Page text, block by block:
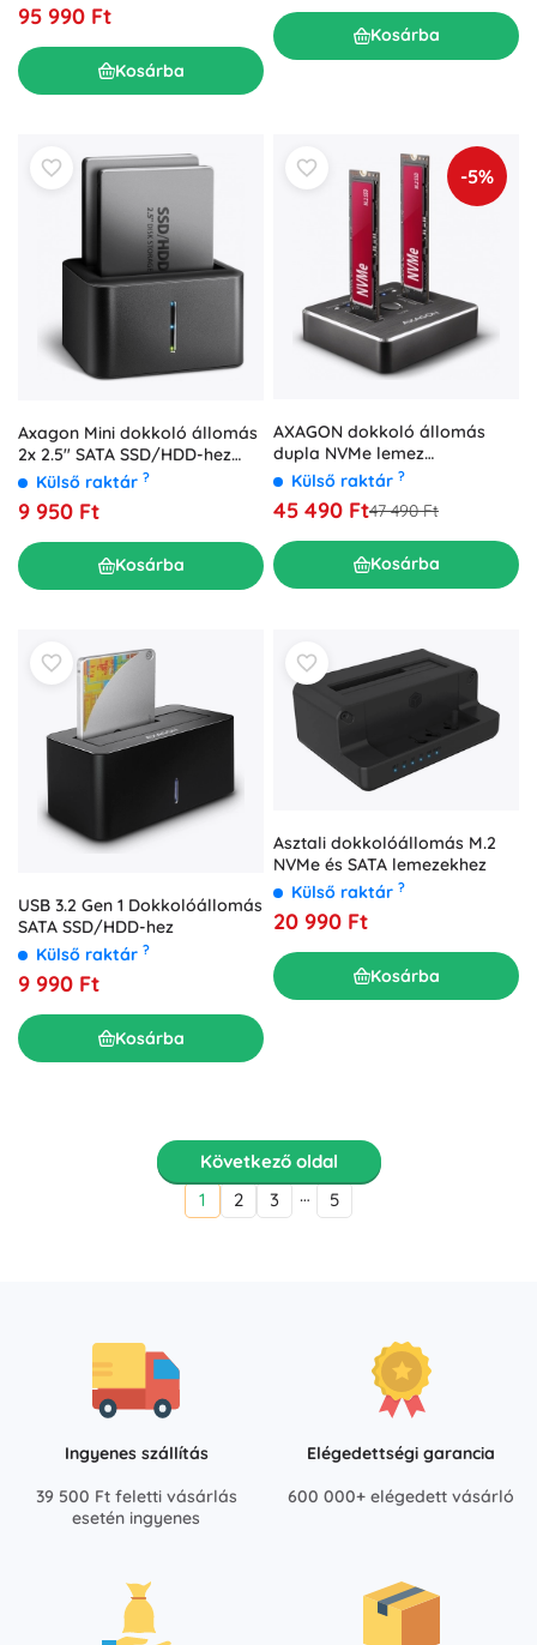
95 990 Ft
Kosárba
Kosárba
Axagon Mini dokkoló állomás
2x 2.5" SATA SSD/HDD-hez
klónozási funkcióval
Külső raktár ?
9 950 Ft
Kosárba
-5%
AXAGON dokkoló állomás
dupla NVMe lemez
klónozására USB-C
Külső raktár ?
45 490 Ft47 490 Ft
Kosárba
USB 3.2 Gen 1 Dokkolóállomás
SATA SSD/HDD-hez
Külső raktár ?
9 990 Ft
Kosárba
Asztali dokkolóállomás M.2
NVMe és SATA lemezekhez
Külső raktár ?
20 990 Ft
Kosárba
Következő oldal
1
2 3 … 5
Ingyenes szállítás
39 500 Ft feletti vásárlás
esetén ingyenes
Elégedettségi garancia
600 000+ elégedett vásárló